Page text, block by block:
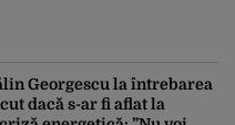
Georgescu la întrebarea
dacă s-ar fi aflat la